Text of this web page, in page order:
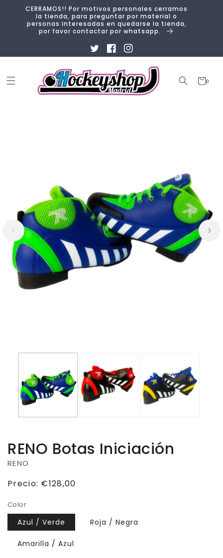
directamente
al contenido
CERRAMOS!! Por motivos personales cerramos
la tienda, para preguntar por material o
personas interesadas en quedarse la tienda,
por favor contactar por whatsapp.
TwitterFacebookInstagram
Carrito
0
0
artículos
RENO Botas Iniciación
RENO
Precio
Precio: €128,00
Color
Azul / Verde Roja / Negra
Amarilla / Azul